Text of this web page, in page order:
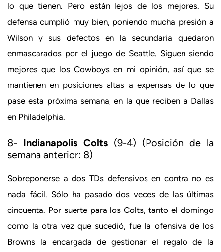
lo que tienen. Pero están lejos de los mejores. Su
defensa cumplió muy bien, poniendo mucha presión a
Wilson y sus defectos en la secundaria quedaron
enmascarados por el juego de Seattle. Siguen siendo
mejores que los Cowboys en mi opinión, así que se
mantienen en posiciones altas a expensas de lo que
pase esta próxima semana, en la que reciben a Dallas
en Philadelphia.
8- Indianapolis Colts (9-4) (Posición de la
semana anterior: 8)
Sobreponerse a dos TDs defensivos en contra no es
nada fácil. Sólo ha pasado dos veces de las últimas
cincuenta. Por suerte para los Colts, tanto el domingo
como la otra vez que sucedió, fue la ofensiva de los
Browns la encargada de gestionar el regalo de la